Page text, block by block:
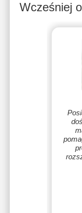
Wcześniej